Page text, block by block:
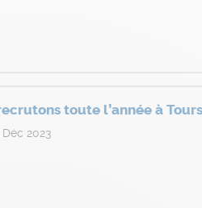
toute l’année à Tours
2023